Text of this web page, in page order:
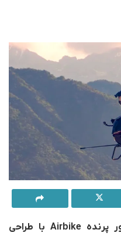
شرکت آلمانی Volonaut از موتور پرنده Airbike با طراحی